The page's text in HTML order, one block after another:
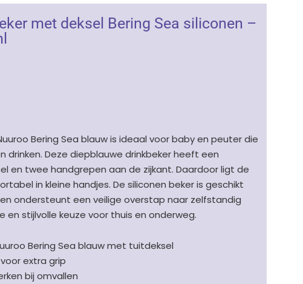
met deksel Bering Sea siliconen –
Bering Sea blauw is ideaal voor baby en peuter die
drinken. Deze diepblauwe drinkbeker heeft een
en twee handgrepen aan de zijkant. Daardoor ligt de
in kleine handjes. De siliconen beker is geschikt
ondersteunt een veilige overstap naar zelfstandig
en stijlvolle keuze voor thuis en onderweg.
Bering Sea blauw met tuitdeksel
extra grip
bij omvallen